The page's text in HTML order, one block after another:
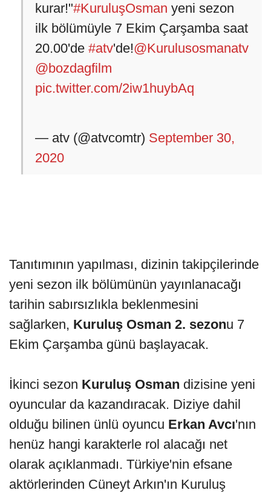
kurar!"#KuruluşOsman yeni sezon
ilk bölümüyle 7 Ekim Çarşamba saat
20.00'de #atv'de!@Kurulusosmanatv
@bozdagfilm
pic.twitter.com/2iw1huybAq
— atv (@atvcomtr) September 30,
2020
Tanıtımının yapılması, dizinin takipçilerinde
yeni sezon ilk bölümünün yayınlanacağı
tarihin sabırsızlıkla beklenmesini
sağlarken, Kuruluş Osman 2. sezonu 7
Ekim Çarşamba günü başlayacak.
İkinci sezon Kuruluş Osman dizisine yeni
oyuncular da kazandıracak. Diziye dahil
olduğu bilinen ünlü oyuncu Erkan Avcı'nın
henüz hangi karakterle rol alacağı net
olarak açıklanmadı. Türkiye'nin efsane
aktörlerinden Cüneyt Arkın'ın Kuruluş